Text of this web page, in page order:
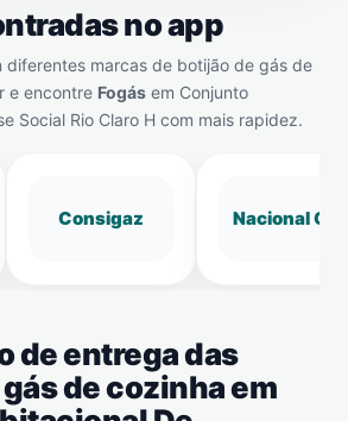
no app
diferentes marcas de botijão de gás de
e encontre Fogás em Conjunto
Social Rio Claro H com mais rapidez.
Consigaz Nacional Gás
de entrega das
de cozinha em